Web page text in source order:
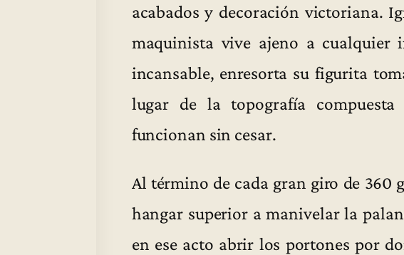
acabados y decoración victoriana.
maquinista vive ajeno a cualquier
incansable, enresorta su figurita
lugar de la topografía
funcionan sin cesar.
Al término de cada gran giro de 360
hangar superior a manivelar la
en ese acto abrir los portones por